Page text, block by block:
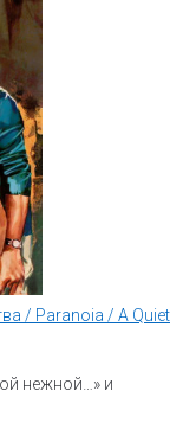
/ Paranoia / A Quiet
нежной…» и